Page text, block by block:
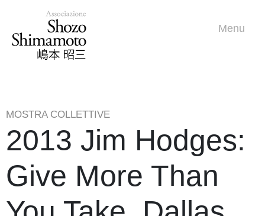
Menu
MOSTRA COLLETTIVE
2013 Jim Hodges:
Give More Than